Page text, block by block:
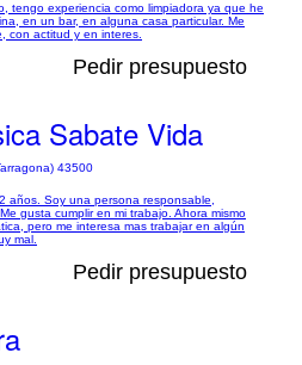
tengo experiencia como limpiadora ya que he
en un bar, en alguna casa particular. Me
con actitud y en interes.
Pedir presupuesto
Sabate Vida
43500
años. Soy una persona responsable,
gusta cumplir en mi trabajo. Ahora mismo
pero me interesa mas trabajar en algún
mal.
Pedir presupuesto